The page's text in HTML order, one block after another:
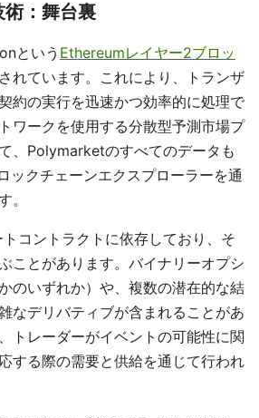
：舞台裏
という Ethereumレイヤー2ブロッ
れています。これにより、トランザ
約の実行を迅速かつ効率的に処理で
ワークを使用する分散型予測市場プ
、Polymarketのすべてのデータも
ックチェーンエクスプローラーを通
。
コントラクトに依存しており、そ
ことがあります。バイナリーオプシ
のいずれか）や、複数の潜在的な結
なデリバティブが含まれることがあ
トレーダーがイベントの可能性に関
する際の需要と供給を通じて行われ